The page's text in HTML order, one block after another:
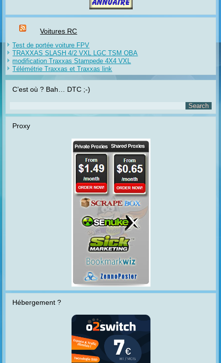
Voitures RC
Test de portée voiture FPV
TRAXXAS SLASH 4/2 VXL LGC TSM OBA
modification Traxxas Stampede 4X4 VXL
Télémétrie Traxxas et Traxxas link
C’est où ? Bah… DTC ;-)
Proxy
Hébergement ?